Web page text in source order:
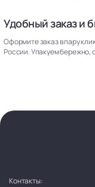
Удобный заказ и
Оформите заказ в пару
России. Упакуем бережно,
Контакты: